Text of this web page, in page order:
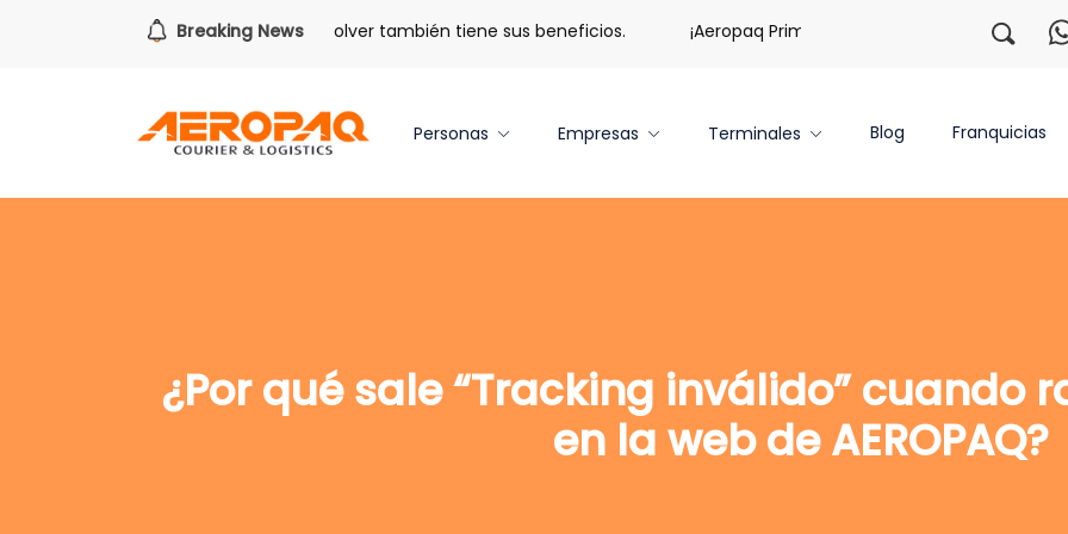
Breaking News
Para todo lo que viene. Volver también tiene sus beneficios. ¡Aeropaq Prime TE DA MÁS! ¡Regístrate
Personas Empresas Terminales Blog Franquicias
¿Por qué sale “Tracking inválido” cuando
en la web de AEROPAQ?